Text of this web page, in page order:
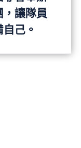
讓隊員
己。